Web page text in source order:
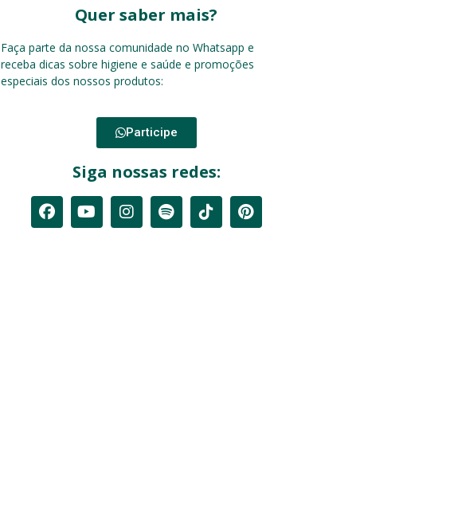
Quer saber mais?
Faça parte da nossa comunidade no Whatsapp e
receba dicas sobre higiene e saúde e promoções
especiais dos nossos produtos:
Participe
Siga nossas redes: